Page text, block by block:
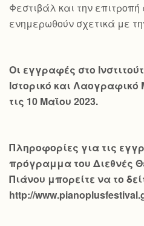
Φεστιβάλ και την
ενημερωθούν σχετικά με
Οι εγγραφές στο
Ιστορικό και
τις 10 Μαΐου 2023.
Πληροφορίες για τις
πρόγραμμα του Διεθνές
Πιάνου μπορείτε να το
http://